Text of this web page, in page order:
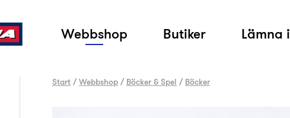
Webbshop Butiker Lämna
Start /Webbshop / Böcker & Spel / Böcker